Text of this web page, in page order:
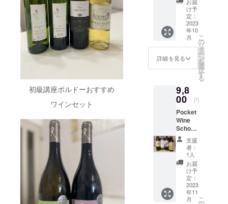
初級講座ボルドーおすすめ
ワインセット
待ちしてお
ります。
また、資格
講座合格率
は90%以上
の実績で
合格するポ
イントを絞
りこんで、
しっかりと
また、楽し
く、わかり
やすく講義
を進めてい
きます。後
半のティス
パ
フォー
マンス
にすぐ
れた
シャン
ニュ!
1670
パー
ニュ地
方コー
ト・
デ・
バール
地区の
ビュク
セイユ
に住み
着いた
グルエ
家。以
降300余
な舌触
りのワ
インで
す。 熟
成に
は、ス
テンレ
オーク
の樽(新
使用
樽、2年
使用樽)
を使用
して
造って
いま
す。
プラム
やカシ
スのよ
んごや
レモン
のよう
な溌剌
とした
酸味の
コンビ
ンパー
ニュに
しか出
せない
香味 フ
ランス
著名ワ
インガ
イド
ブック
「ギッ
ド・ア
シェッ
ト」に
がら
も、最
新技術
を取り
入れ革
新的な
品質の
向上を
遂げて
『ヴァ
ランド
ロー』
。その
鬼才と
もいわ
れる
「テュ
ヌヴァ
ン」が
造る滑
らかで
まろや
かな味
わいは
2018年
HVE（
環境価
値重
視）認
証を取
得しま
した。
に、
2020年
から有
機栽培
にも取
り組ん
でいま
す。 特
定商取
引法及
び酒税
法に基
づく表
示特定
商取引
ての準
備講座
とし
て、本
格的に
勉強を
第一歩
となる
容で
す。 講
座の後
半から
は、講
座でご
紹介し
たワイ
ン産地
の特徴
のある
ワイン
を４～
５種類
ティス
くださ
い。 実
際の試
験を想
定した
模擬テ
式で
す。デ
ン(利き
酒）の
模擬テ
ストを
中心に
行い、
特に配
点が高
い品種
の特徴
とテイ
スティ
ング能
力強化
ブル
ゴー
ニュ有
名産地
の村名
の比
らに有
名作り
の基本
的なぶ
どう品
種以外
のテロ
ワール
を表現
する品
種の
ティス
ティン
グ（5～
6種類）
生産者
ル：
ZOOM
・
使用
ツール
ン、携
帯な
（オフ
ライン
の場
合）
・
実施場
所 東
京都渋
谷区恵
比寿2-
ヴィニ
ヨンブ
ラン、
リース
リン
グ、ト
ロンテ
みいた
だけま
す。 1,
Kono
Marlbor
ough
Sauvig
non
Blanc
2022
マー
ルボロ
ソー
ヴィニ
ティス
ティン
グ4種
セット
ワイン
のティ
スティ
ングの
勉強に
新世界
のわか
りやす
い味わ
いの
セット
です。
ピノノ
ワー
ル、シ
ラー
ズ、カ
ベルネ
ソー
け予
定：
2023
年10
月
詳細を見る
こ
の
リ
タ
ー
ン
を
選
択
す
る
9,8
00 円
Pocket
Wine
School
初級講
座イタ
リアワ
イン
セット
ポケッ
トワイ
ンス
クール
支援
者：
1人
お届
け予
定：
2023
年11
月
こ